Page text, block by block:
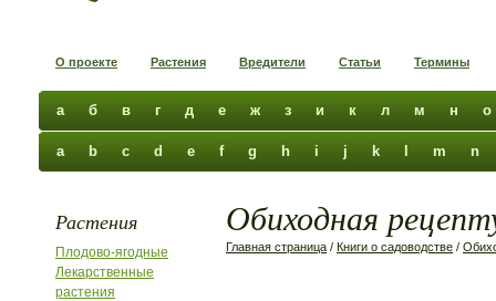
О проекте Растения Вредители Статьи Термины
а б в г д е ж з и к л м н о
a b c d e f g h i j k m n
Растения
Плодово-ягодные
Лекарственные
растения
Обиходная
Главная страница / Книги о садоводстве /